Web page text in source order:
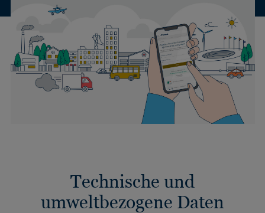
Technische und
umweltbezogene Daten